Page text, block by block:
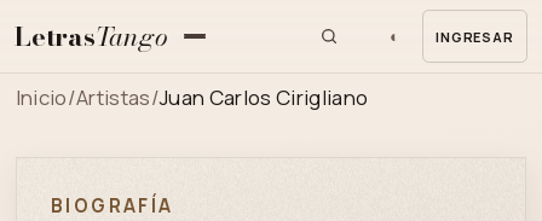
LetrasTango ◐ INGRESAR
Inicio/Artistas/Juan Carlos Cirigliano
BIOGRAFÍA